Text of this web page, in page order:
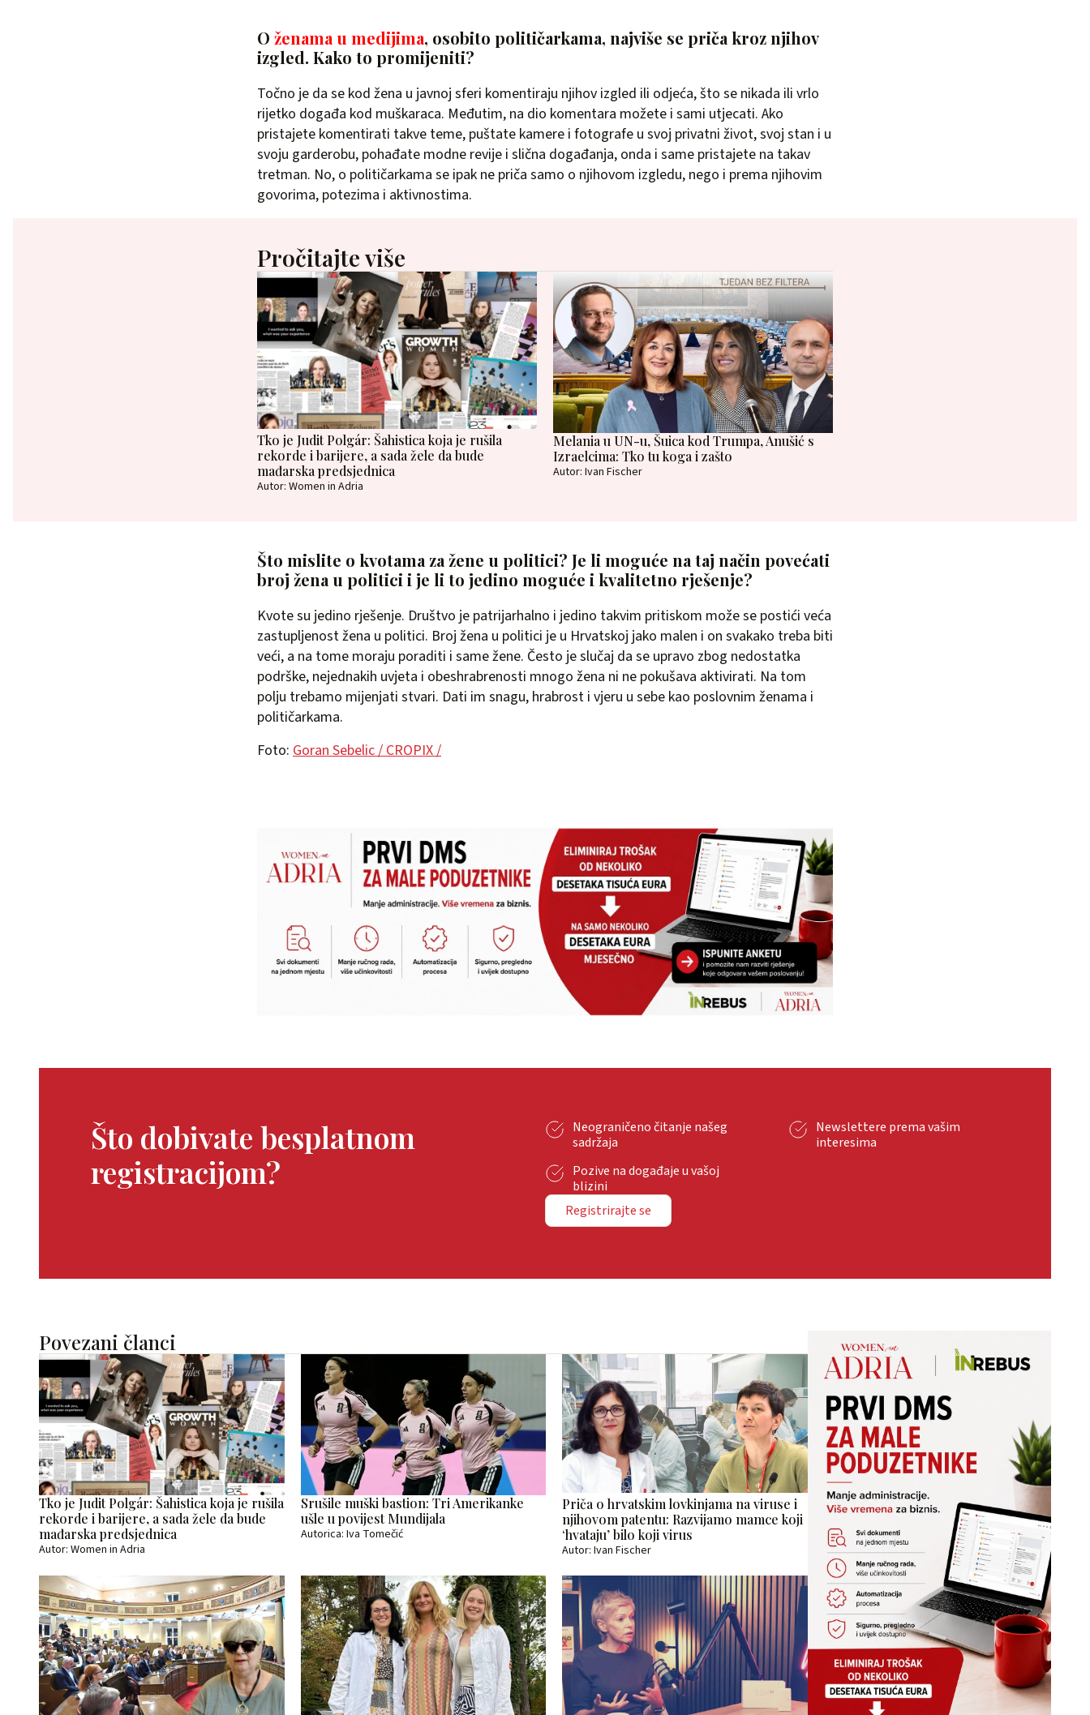
O ženama u medijima, osobito političarkama, najviše se priča kroz njihov
izgled. Kako to promijeniti?
Točno je da se kod žena u javnoj sferi komentiraju njihov izgled ili odjeća, što se nikada ili vrlo
rijetko događa kod muškaraca. Međutim, na dio komentara možete i sami utjecati. Ako
pristajete komentirati takve teme, puštate kamere i fotografe u svoj privatni život, svoj stan i u
svoju garderobu, pohađate modne revije i slična događanja, onda i same pristajete na takav
tretman. No, o političarkama se ipak ne priča samo o njihovom izgledu, nego i prema njihovim
govorima, potezima i aktivnostima.
Pročitajte više
Tko je Judit Polgár: Šahistica koja je rušila
rekorde i barijere, a sada žele da bude
mađarska predsjednica
Autor: Women in Adria
Melania u UN-u, Šuica kod Trumpa, Anušić s
Izraelcima: Tko tu koga i zašto
Autor: Ivan Fischer
Što mislite o kvotama za žene u politici? Je li moguće na taj način povećati
broj žena u politici i je li to jedino moguće i kvalitetno rješenje?
Kvote su jedino rješenje. Društvo je patrijarhalno i jedino takvim pritiskom može se postići veća
zastupljenost žena u politici. Broj žena u politici je u Hrvatskoj jako malen i on svakako treba biti
veći, a na tome moraju poraditi i same žene. Često je slučaj da se upravo zbog nedostatka
podrške, nejednakih uvjeta i obeshrabrenosti mnogo žena ni ne pokušava aktivirati. Na tom
polju trebamo mijenjati stvari. Dati im snagu, hrabrost i vjeru u sebe kao poslovnim ženama i
političarkama.
Foto: Goran Sebelic / CROPIX /
Što dobivate besplatnom
registracijom?
Neograničeno čitanje našeg
sadržaja
Newslettere prema vašim
interesima
Pozive na događaje u vašoj
blizini
Registrirajte se
Povezani članci
Tko je Judit Polgár: Šahistica koja je rušila
rekorde i barijere, a sada žele da bude
mađarska predsjednica
Autor: Women in Adria
Srušile muški bastion: Tri Amerikanke
ušle u povijest Mundijala
Autorica: Iva Tomečić
Priča o hrvatskim lovkinjama na viruse i
njihovom patentu: Razvijamo mamce koji
‘hvataju’ bilo koji virus
Autor: Ivan Fischer